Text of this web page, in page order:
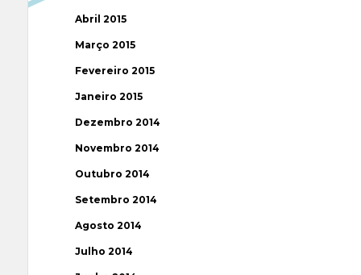
Abril 2015
Março 2015
Fevereiro 2015
Janeiro 2015
Dezembro 2014
Novembro 2014
Outubro 2014
Setembro 2014
Agosto 2014
Julho 2014